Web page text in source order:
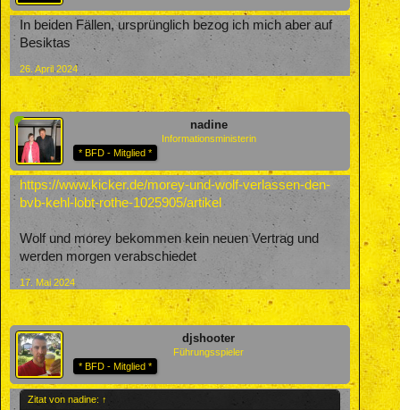
In beiden Fällen, ursprünglich bezog ich mich aber auf
Besiktas
26. April 2024
nadine
Informationsministerin
* BFD - Mitglied *
https://www.kicker.de/morey-und-wolf-verlassen-den-
bvb-kehl-lobt-rothe-1025905/artikel
Wolf und morey bekommen kein neuen Vertrag und
werden morgen verabschiedet
17. Mai 2024
djshooter
Führungsspieler
* BFD - Mitglied *
Zitat von nadine: ↑